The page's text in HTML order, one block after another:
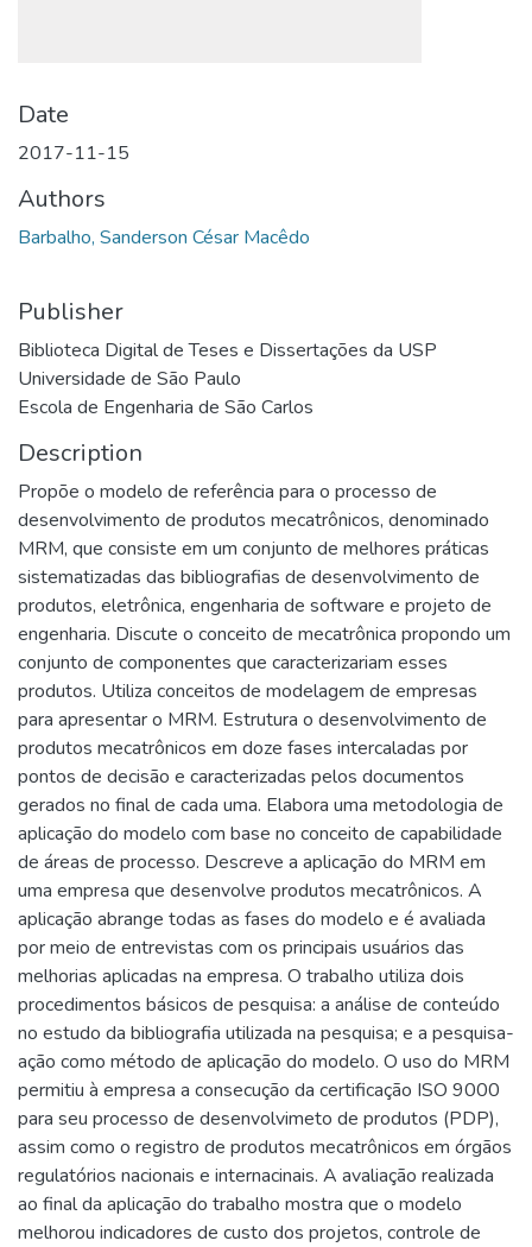
Date
2017-11-15
Authors
Barbalho, Sanderson César Macêdo
Publisher
Biblioteca Digital de Teses e Dissertações da USP
Universidade de São Paulo
Escola de Engenharia de São Carlos
Description
Propõe o modelo de referência para o processo de
desenvolvimento de produtos mecatrônicos, denominado
MRM, que consiste em um conjunto de melhores práticas
sistematizadas das bibliografias de desenvolvimento de
produtos, eletrônica, engenharia de software e projeto de
engenharia. Discute o conceito de mecatrônica propondo um
conjunto de componentes que caracterizariam esses
produtos. Utiliza conceitos de modelagem de empresas
para apresentar o MRM. Estrutura o desenvolvimento de
produtos mecatrônicos em doze fases intercaladas por
pontos de decisão e caracterizadas pelos documentos
gerados no final de cada uma. Elabora uma metodologia de
aplicação do modelo com base no conceito de capabilidade
de áreas de processo. Descreve a aplicação do MRM em
uma empresa que desenvolve produtos mecatrônicos. A
aplicação abrange todas as fases do modelo e é avaliada
por meio de entrevistas com os principais usuários das
melhorias aplicadas na empresa. O trabalho utiliza dois
procedimentos básicos de pesquisa: a análise de conteúdo
no estudo da bibliografia utilizada na pesquisa; e a pesquisa-
ação como método de aplicação do modelo. O uso do MRM
permitiu à empresa a consecução da certificação ISO 9000
para seu processo de desenvolvimeto de produtos (PDP),
assim como o registro de produtos mecatrônicos em órgãos
regulatórios nacionais e internacinais. A avaliação realizada
ao final da aplicação do trabalho mostra que o modelo
melhorou indicadores de custo dos projetos, controle de